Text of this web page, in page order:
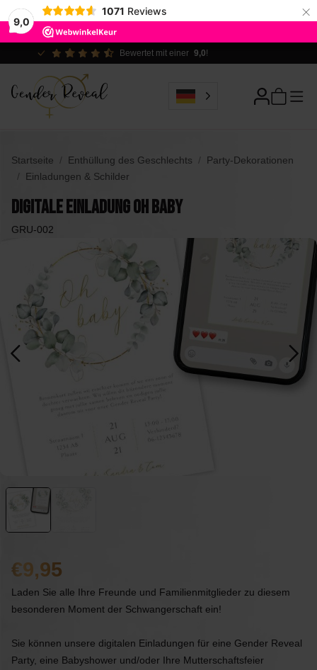
9,0
1071 Reviews ×
Ökologisch verantwortlich
Startseite Enthüllung des Geschlechts
Party-Dekorationen
Einladungen & Schilder
Digitale Einladung Oh Baby
GRU-002
9,95
Laden Sie alle Ihre Freunde und Familienmitglieder zu diesem
besonderen Moment der Schwangerschaft ein!
Sie können unsere digitalen Einladungen für eine Gender Reveal
Party, eine Babyshower und/oder Ihre Mutterschaftsfeier